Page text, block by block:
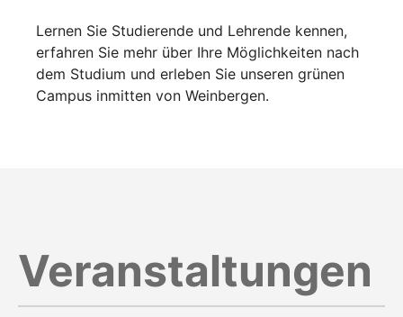
Lernen Sie Studierende und Lehrende kennen,
erfahren Sie mehr über Ihre Möglichkeiten nach
dem Studium und erleben Sie unseren grünen
Campus inmitten von Weinbergen.
Veranstaltungen